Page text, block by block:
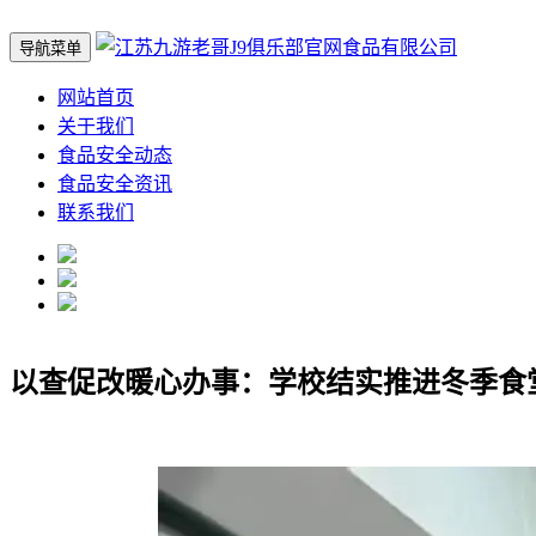
导航菜单
网站首页
关于我们
食品安全动态
食品安全资讯
联系我们
以查促改暖心办事：学校结实推进冬季食